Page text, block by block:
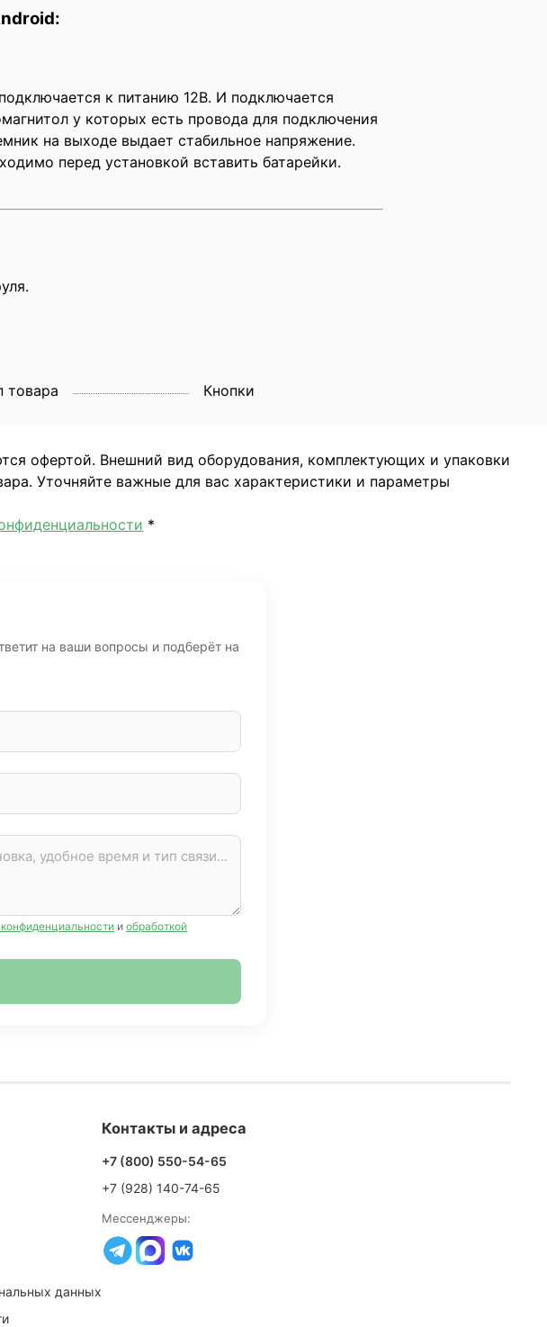
к питанию 12В. И подключается
у которых есть провода для подключения
на выходе выдает стабильное напряжение.
перед установкой вставить батарейки.
товара Кнопки
офертой. Внешний вид оборудования, комплектующих и упаковки
Уточняйте важные для вас характеристики и параметры
*
на ваши вопросы и подберёт на
конфиденциальности и обработкой
данных
Контакты и адреса
+7 (800) 550-54-65
+7 (928) 140-74-65
Мессенджеры: